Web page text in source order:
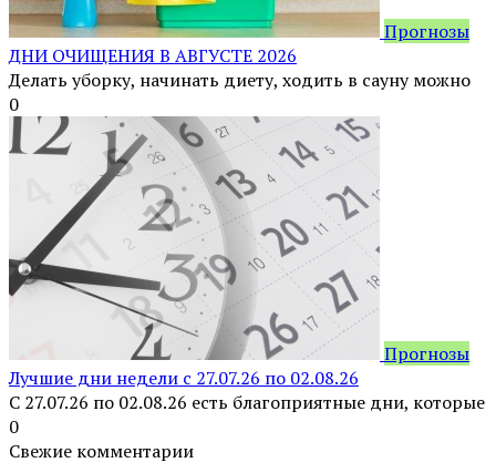
Прогнозы
ДНИ ОЧИЩЕНИЯ В АВГУСТЕ 2026
Делать уборку, начинать диету, ходить в сауну можно
0
Прогнозы
Лучшие дни недели с 27.07.26 по 02.08.26
С 27.07.26 по 02.08.26 есть благоприятные дни, которые
0
Свежие комментарии